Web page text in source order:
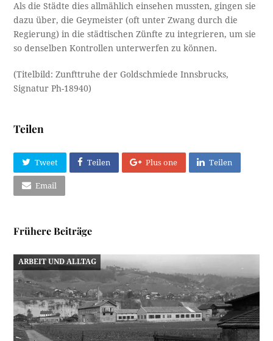
Als die Städte dies allmählich einsehen mussten, gingen sie
dazu über, die Geymeister (oft unter Zwang durch die
Regierung) in die städtischen Zünfte zu integrieren, um sie
so denselben Kontrollen unterwerfen zu können.
(Titelbild: Zunfttruhe der Goldschmiede Innsbrucks,
Signatur Ph-18940)
Teilen
Tweet Teilen Plus one Teilen
Email
Frühere Beiträge
ARBEIT UND ALLTAG